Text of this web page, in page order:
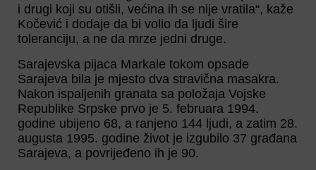
i drugi koji su otišli, većina ih se nije vratila“, kaže
Kočević i dodaje da bi volio da ljudi šire
toleranciju, a ne da mrze jedni druge.
Sarajevska pijaca Markale tokom opsade
Sarajeva bila je mjesto dva stravična masakra.
Nakon ispaljenih granata sa položaja Vojske
Republike Srpske prvo je 5. februara 1994.
godine ubijeno 68, a ranjeno 144 ljudi, a zatim 28.
augusta 1995. godine život je izgubilo 37 građana
Sarajeva, a povrijeđeno ih je 90.